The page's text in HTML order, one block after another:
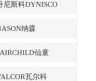
尼斯科DYNISCO
纳森
仙童
瓦尔科